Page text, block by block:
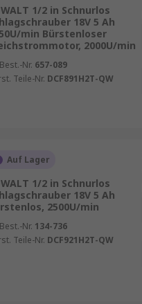
1/2 in Schnurlos
18V 5 Ah
min Bürstenloser
2000U/min
Nr. 657-089
Teile-Nr. DCF891H2T-QW
Auf Lager
1/2 in Schnurlos
18V 5 Ah
2500U/min
Nr. 134-736
Teile-Nr. DCF921H2T-QW